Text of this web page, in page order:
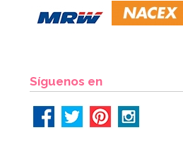
6,53€ 6,53€
Síguenos en